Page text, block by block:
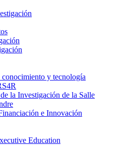
conocimiento y tecnología
la Investigación de la Salle
e Innovación
Education